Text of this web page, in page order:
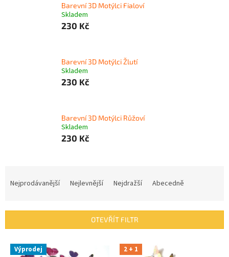
Barevní 3D Motýlci Fialoví
Skladem
230 Kč
Barevní 3D Motýlci Žlutí
Skladem
230 Kč
Barevní 3D Motýlci Růžoví
Skladem
230 Kč
í
Nejprodávanější Nejlevnější Nejdražší Abecedně
OTEVŘÍT FILTR
V Výprodej
2 + 1